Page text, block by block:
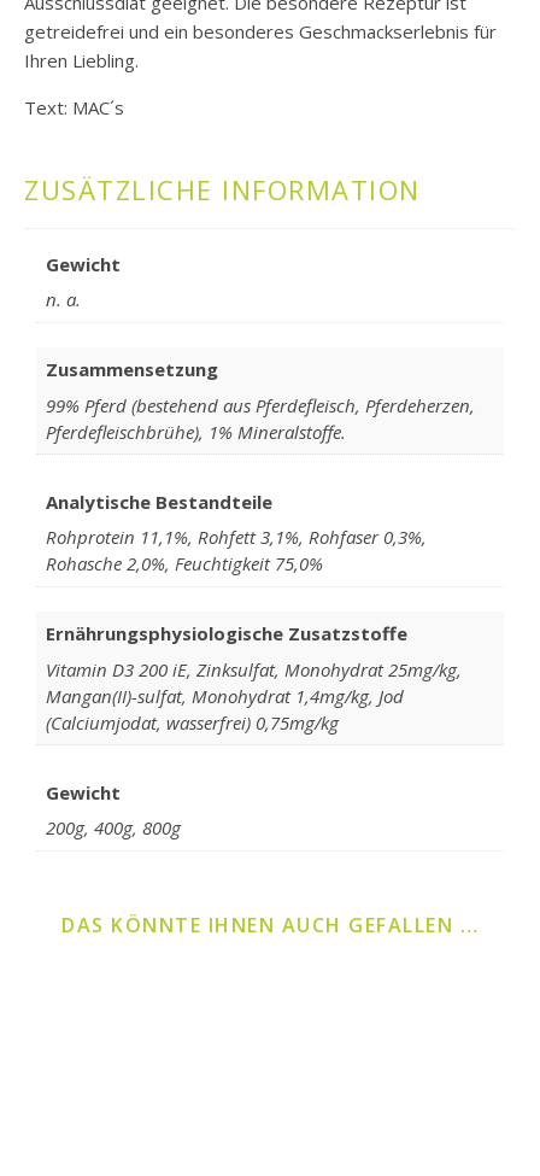
getreidefrei und ein besonderes Geschmackserlebnis für
Ihren Liebling.
Text: MAC´s
ZUSÄTZLICHE INFORMATION
Gewicht
n. a.
Zusammensetzung
99% Pferd (bestehend aus Pferdefleisch, Pferdeherzen,
Pferdefleischbrühe), 1% Mineralstoffe.
Analytische Bestandteile
Rohprotein 11,1%, Rohfett 3,1%, Rohfaser 0,3%,
Rohasche 2,0%, Feuchtigkeit 75,0%
Ernährungsphysiologische Zusatzstoffe
Vitamin D3 200 iE, Zinksulfat, Monohydrat 25mg/kg,
Mangan(II)-sulfat, Monohydrat 1,4mg/kg, Jod
(Calciumjodat, wasserfrei) 0,75mg/kg
Gewicht
200g, 400g, 800g
DAS KÖNNTE IHNEN AUCH GEFALLEN …